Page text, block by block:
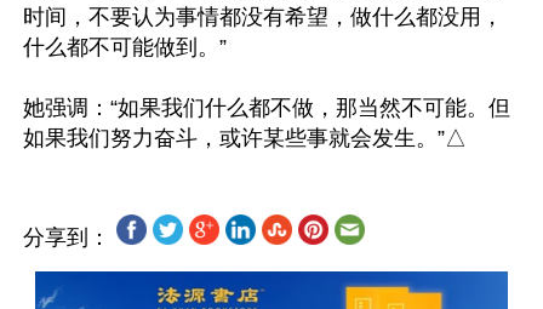
时间，不要认为事情都没有希望，做什么都没用，
什么都不可能做到。”
她强调：“如果我们什么都不做，那当然不可能。但
分享到：